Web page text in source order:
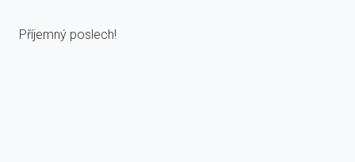
Příjemný poslech!